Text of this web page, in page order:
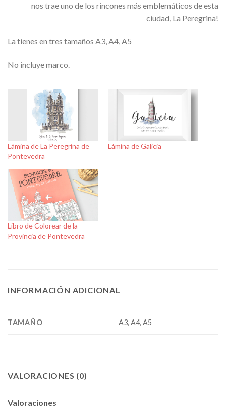
nos trae uno de los rincones más emblemáticos de esta
ciudad, La Peregrina!
La tienes en tres tamaños A3, A4, A5
No incluye marco.
Lámina de La Peregrina de
Pontevedra
Lámina de Galicia
Libro de Colorear de la
Provincia de Pontevedra
INFORMACIÓN ADICIONAL
TAMAÑO A3, A4, A5
VALORACIONES (0)
Valoraciones